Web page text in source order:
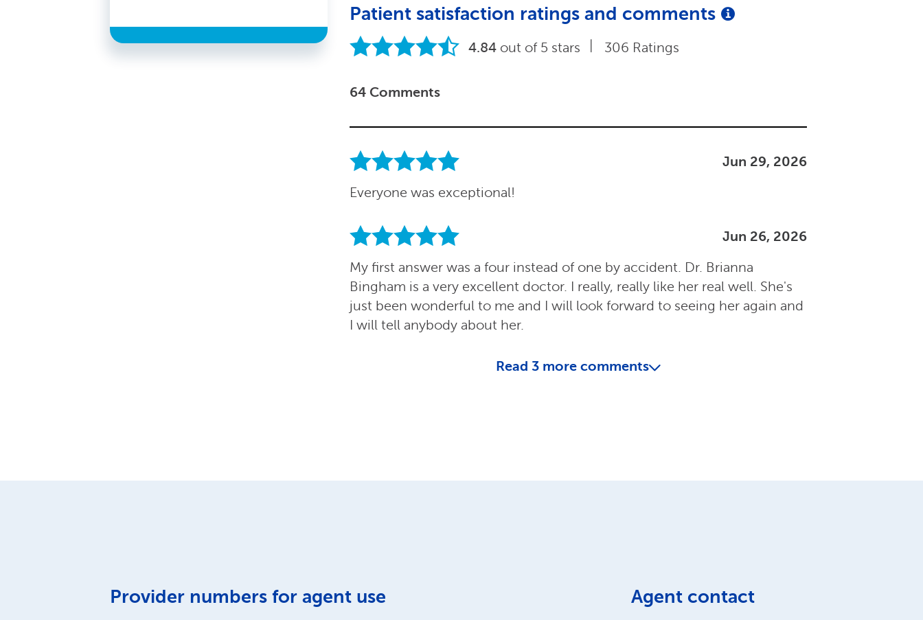
Patient satisfaction ratings and comments
4.84 out of 5 stars 306 Ratings
64 Comments
Jun 29, 2026
Everyone was exceptional!
Jun 26, 2026
My first answer was a four instead of one by accident. Dr. Brianna
Bingham is a very excellent doctor. I really, really like her real well. She's
just been wonderful to me and I will look forward to seeing her again and
I will tell anybody about her.
Read 3 more comments
Provider numbers for agent use Agent contact